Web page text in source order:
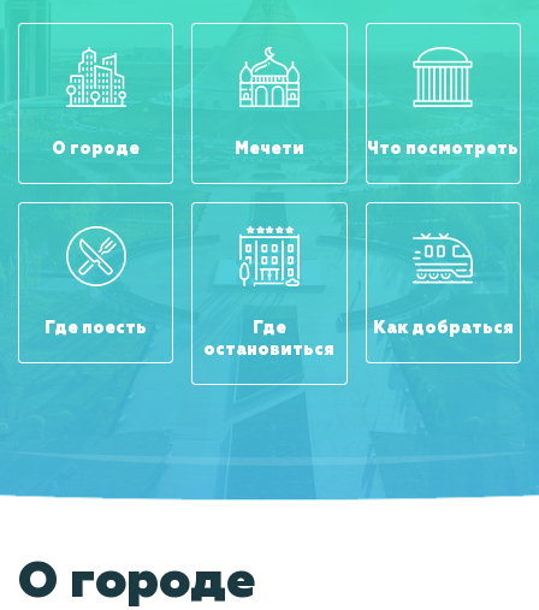
О городе Мечети Что посмотреть
Где поесть
Где
остановиться
Как добраться
О городе